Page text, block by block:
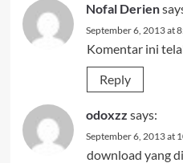
Nofal Derien
September 6, 2013 at
Komentar ini
Reply
odoxzz says:
September 6, 2013 at
download yang